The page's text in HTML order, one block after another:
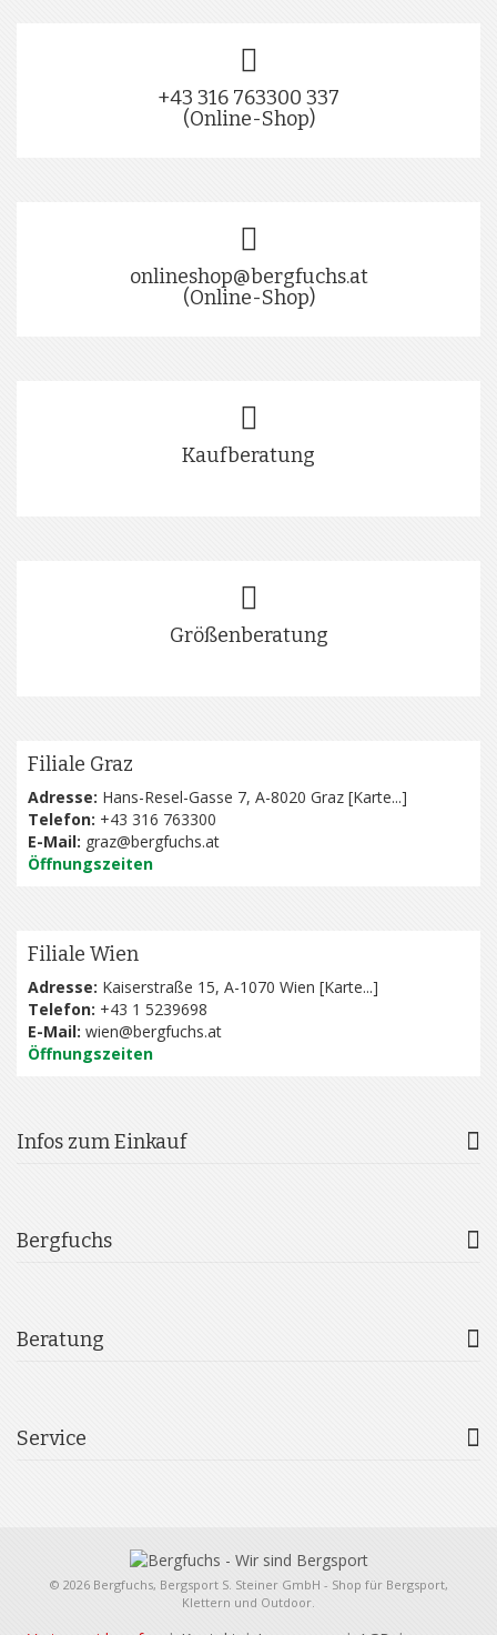
+43 316 763300 337
(Online-Shop)
onlineshop@bergfuchs.at
(Online-Shop)
Kaufberatung
Größenberatung
Filiale Graz
Adresse: Hans-Resel-Gasse 7, A-8020 Graz [Karte...]
Telefon: +43 316 763300
E-Mail: graz@bergfuchs.at
Öffnungszeiten
Filiale Wien
Adresse: Kaiserstraße 15, A-1070 Wien [Karte...]
Telefon: +43 1 5239698
E-Mail: wien@bergfuchs.at
Öffnungszeiten
Infos zum Einkauf
Bergfuchs
Beratung
Service
© 2026 Bergfuchs, Bergsport S. Steiner GmbH - Shop für Bergsport,
Klettern und Outdoor.